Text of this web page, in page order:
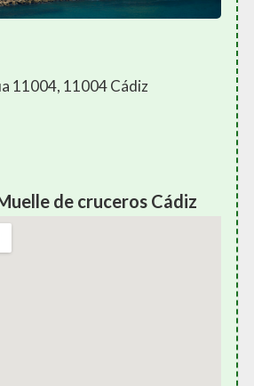
11004, 11004 Cádiz
de cruceros Cádiz